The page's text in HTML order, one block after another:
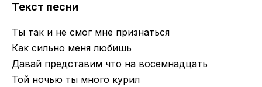
Текст песни
Ты так и не смог мне признаться
Как сильно меня любишь
Давай представим что на восемнадцать
Той ночью ты много курил